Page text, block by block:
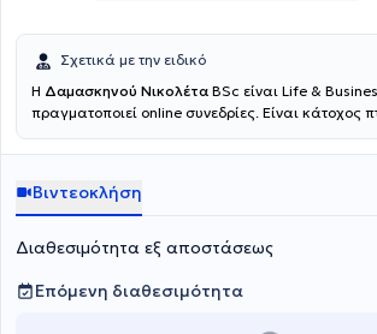
Σχετικά με την ειδικό
Η Δαμασκηνού Νικολέτα BSc είναι Life &
πραγματοποιεί online συνεδρίες. Είναι κάτοχος
Πανεπιστήμιο και κάτοχος πιστοποίησης στο
Πανεπιστήμιο Αθηνών. Επιπλέον, είναι κάτοχος
Business Coaching και στο Leadership Coaching
Καποδιστριακό Πανεπιστήμιο Αθηνών και
Ευρωπαϊκού και του Ελληνικού Συλλόγου
Greece, διεθνή οργανισμού για μέντορες και
Βιντεοκλήση
Διαθεσιμότητα εξ αποστάσεως
Επόμενη διαθεσιμότητα